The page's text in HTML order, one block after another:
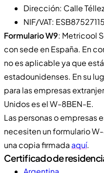
Dirección: Calle
NIF/VAT: ESB87527115
Formulario W9: Metricool
con sede en España. En
no es aplicable ya que
estadounidenses. En su
para las empresas
Unidos es el W-8BEN-E.
Las personas o empresas
necesiten un formulario
una copia firmada aquí.
Certificado de